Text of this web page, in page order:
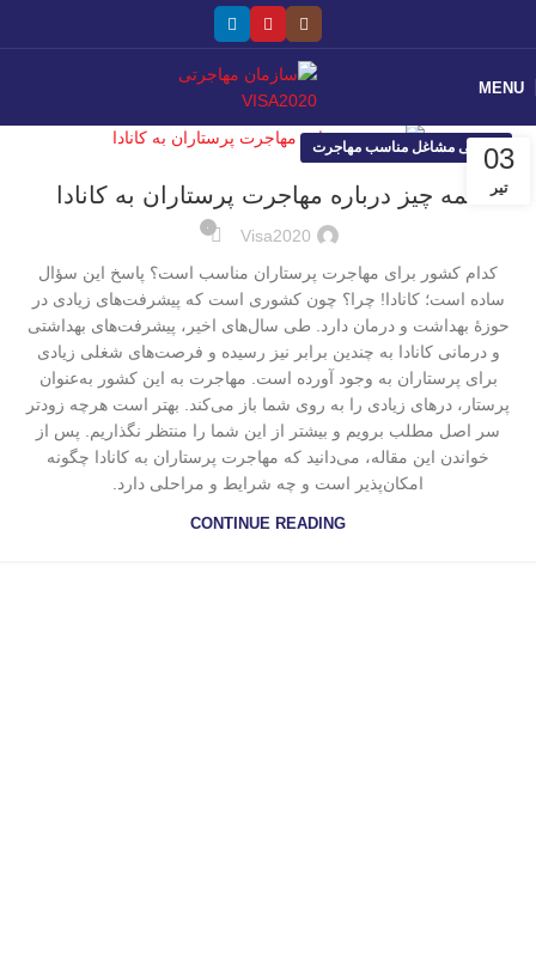
MENU
03
تیر
معرفی مشاغل مناسب مهاجرت
همه چیز درباره مهاجرت پرستاران به کانادا
Visa2020 ۰
کدام کشور برای مهاجرت پرستاران مناسب است؟ پاسخ این سؤال
ساده است؛ کانادا! چرا؟ چون کشوری است که پیشرفت‌های زیادی در
حوزۀ بهداشت و درمان دارد. طی سال‌های اخیر، پیشرفت‌های بهداشتی
و درمانی کانادا به چندین برابر نیز رسیده و فرصت‌های شغلی زیادی
برای پرستاران به وجود آورده است. مهاجرت به این کشور به‌عنوان
پرستار، درهای زیادی را به روی شما باز می‌کند. بهتر است هرچه زودتر
سر اصل مطلب برویم و بیشتر از این شما را منتظر نگذاریم. پس از
خواندن این مقاله، می‌دانید که مهاجرت پرستاران به کانادا چگونه
امکان‌پذیر است و چه شرایط و مراحلی دارد.
CONTINUE READING